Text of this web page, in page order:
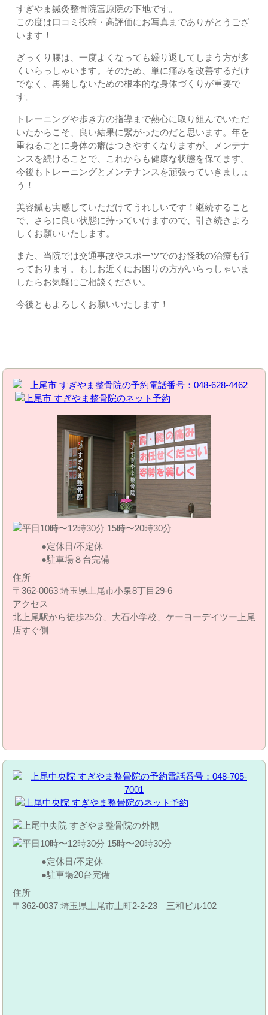
すぎやま鍼灸整骨院宮原院の下地です。
この度は口コミ投稿・高評価にお写真までありがとうござ
います！
ぎっくり腰は、一度よくなっても繰り返してしまう方が多
くいらっしゃいます。そのため、単に痛みを改善するだけ
でなく、再発しないための根本的な身体づくりが重要で
す。
トレーニングや歩き方の指導まで熱心に取り組んでいただ
いたからこそ、良い結果に繋がったのだと思います。年を
重ねるごとに身体の癖はつきやすくなりますが、メンテナ
ンスを続けることで、これからも健康な状態を保てます。
今後もトレーニングとメンテナンスを頑張っていきましょ
う！
美容鍼も実感していただけてうれしいです！継続すること
で、さらに良い状態に持っていけますので、引き続きよろ
しくお願いいたします。
また、当院では交通事故やスポーツでのお怪我の治療も行
っております。もしお近くにお困りの方がいらっしゃいま
したらお気軽にご相談ください。
今後ともよろしくお願いいたします！
定休日/不定休
駐車場８台完備
住所
〒362-0063 埼玉県上尾市小泉8丁目29‐6
アクセス
北上尾駅から徒歩25分、大石小学校、ケーヨーデイツー上尾
店すぐ側
定休日/不定休
駐車場20台完備
住所
〒362-0037 埼玉県上尾市上町2-2-23 三和ビル102